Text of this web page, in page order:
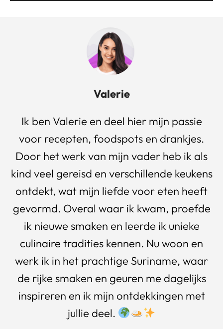
Valerie
Ik ben Valerie en deel hier mijn passie
voor recepten, foodspots en drankjes.
Door het werk van mijn vader heb ik als
kind veel gereisd en verschillende keukens
ontdekt, wat mijn liefde voor eten heeft
gevormd. Overal waar ik kwam, proefde
ik nieuwe smaken en leerde ik unieke
culinaire tradities kennen. Nu woon en
werk ik in het prachtige Suriname, waar
de rijke smaken en geuren me dagelijks
inspireren en ik mijn ontdekkingen met
jullie deel.